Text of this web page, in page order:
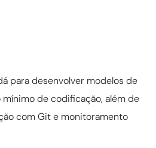
para desenvolver modelos de
de codificação, além de
com Git e monitoramento